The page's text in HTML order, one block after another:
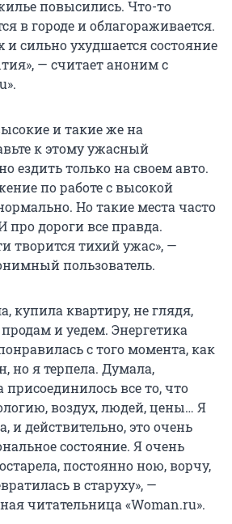
повысились. Что-то
в городе и облагораживается.
сильно ухудшается состояние
— считает аноним с
и такие же на
к этому ужасный
ездить только на своем авто.
по работе с высокой
Но такие места часто
про дороги все правда.
творится тихий ужас», —
пользователь.
купила квартиру, не глядя,
и уедем. Энергетика
с того момента, как
но я терпела. Думала,
все то, что
воздух, людей, цены… Я
и действительно, это очень
состояние. Я очень
постоянно ною, ворчу,
в старуху», —
читательница «Woman.ru».